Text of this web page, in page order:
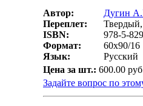
Автор:
Дугин
Переплет:
Твердый,
ISBN:
978-5-
Формат:
60x90/16
Язык:
Русский
Цена за шт.: 600.00
Задайте вопрос по